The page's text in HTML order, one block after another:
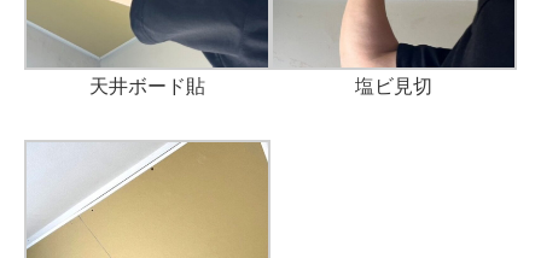
天井ボード貼 塩ビ見切